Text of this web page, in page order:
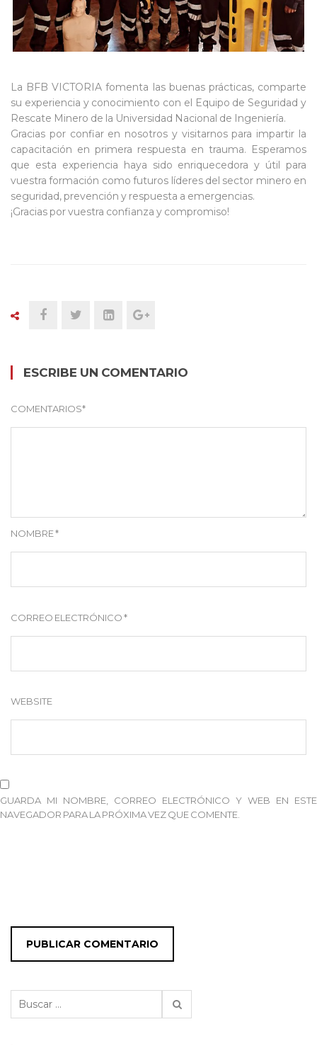
La BFB VICTORIA fomenta las buenas prácticas, comparte
su experiencia y conocimiento con el Equipo de Seguridad y
Rescate Minero de la Universidad Nacional de Ingeniería.
Gracias por confiar en nosotros y visitarnos para impartir la
capacitación en primera respuesta en trauma. Esperamos
que esta experiencia haya sido enriquecedora y útil para
vuestra formación como futuros líderes del sector minero en
seguridad, prevención y respuesta a emergencias.
¡Gracias por vuestra confianza y compromiso!
ESCRIBE UN COMENTARIO
COMENTARIOS*
NOMBRE*
CORREO ELECTRÓNICO*
WEBSITE
GUARDA MI NOMBRE, CORREO ELECTRÓNICO Y WEB EN ESTE
NAVEGADOR PARA LA PRÓXIMA VEZ QUE COMENTE.
Buscar: